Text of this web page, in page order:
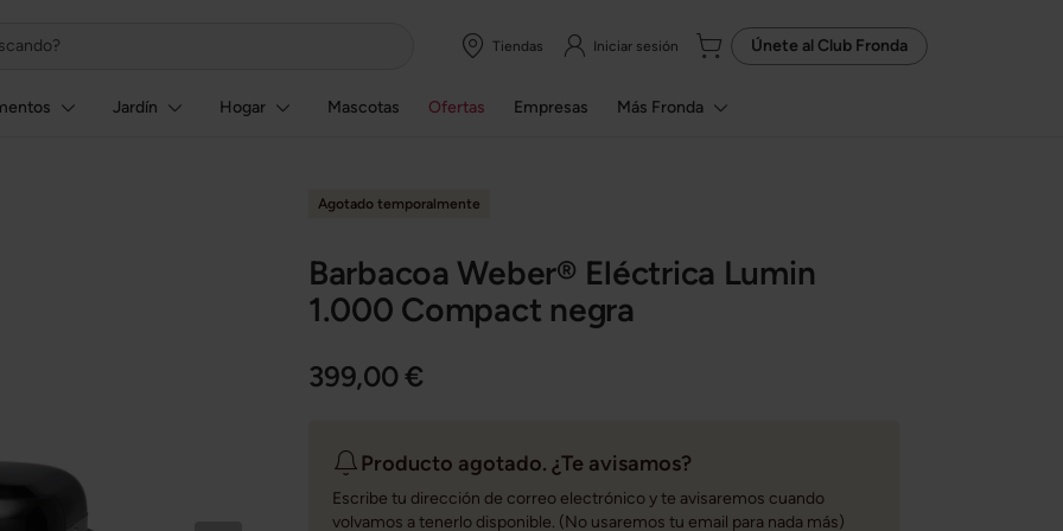
Tiendas Iniciar sesión Únete al Club Fronda
Jardín Hogar Mascotas Ofertas Empresas Más Fronda
Agotado temporalmente
Barbacoa Weber® Eléctrica Lumin
1.000 Compact negra
399,00 €
Producto agotado. ¿Te avisamos?
Escribe tu dirección de correo electrónico y te avisaremos cuando
volvamos a tenerlo disponible. (No usaremos tu email para nada más)